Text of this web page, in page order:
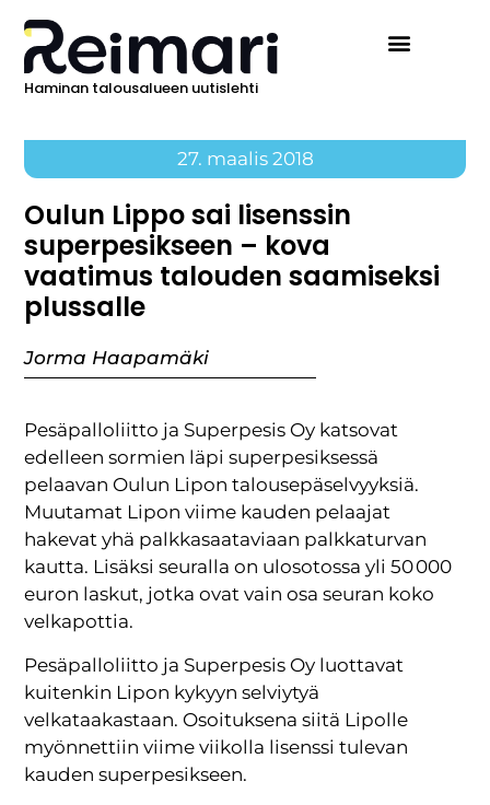
Haminan talousalueen uutislehti
27. maalis 2018
Oulun Lippo sai lisenssin
superpesikseen – kova
vaatimus talouden saamiseksi
plussalle
Jorma Haapamäki
Pesäpalloliitto ja Superpesis Oy katsovat
edelleen sormien läpi superpesiksessä
pelaavan Oulun Lipon talousepäselvyyksiä.
Muutamat Lipon viime kauden pelaajat
hakevat yhä palkkasaataviaan palkkaturvan
kautta. Lisäksi seuralla on ulosotossa yli 50 000
euron laskut, jotka ovat vain osa seuran koko
velkapottia.
Pesäpalloliitto ja Superpesis Oy luottavat
kuitenkin Lipon kykyyn selviytyä
velkataakastaan. Osoituksena siitä Lipolle
myönnettiin viime viikolla lisenssi tulevan
kauden superpesikseen.